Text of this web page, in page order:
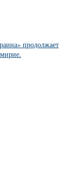
продолжает